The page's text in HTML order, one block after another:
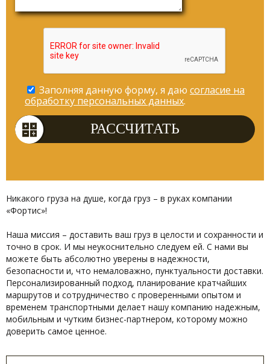
Заполняя данную форму, я даю согласие на
обработку персональных данных.
Никакого груза на душе, когда груз – в руках компании
«Фортис»!
Наша миссия – доставить ваш груз в целости и сохранности и
точно в срок. И мы неукоснительно следуем ей. С нами вы
можете быть абсолютно уверены в надежности,
безопасности и, что немаловажно, пунктуальности доставки.
Персонализированный подход, планирование кратчайших
маршрутов и сотрудничество с проверенными опытом и
временем транспортными делает нашу компанию надежным,
мобильным и чутким бизнес-партнером, которому можно
доверить самое ценное.